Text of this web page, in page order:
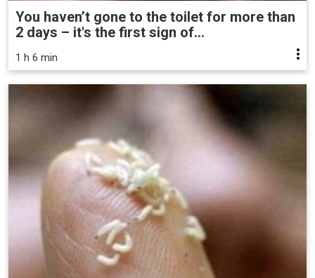
You haven’t gone to the toilet for more than
2 days – it's the first sign of...
1 h 6 min